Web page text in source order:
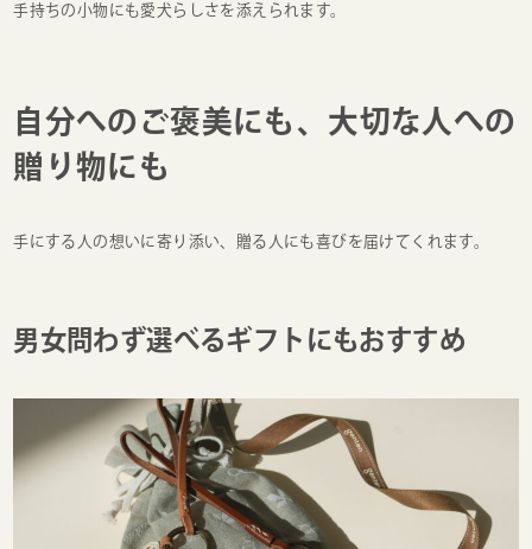
手持ちの小物にも愛犬らしさを添えられます。
自分へのご褒美にも、大切な人への
贈り物にも
手にする人の想いに寄り添い、贈る人にも喜びを届けてくれます。
男女問わず選べるギフトにもおすすめ